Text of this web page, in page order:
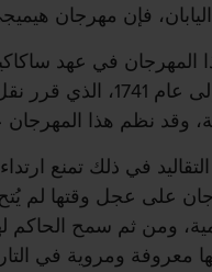
اليابان، فإن مهرجان
المهرجان في عهد
1732إلى عام
وقد نظم هذا المهرجان
في ذلك تمنع
على عجل وقتها لم يُتح
ومن ثم سمح الحاكم
معروفة ومروية في